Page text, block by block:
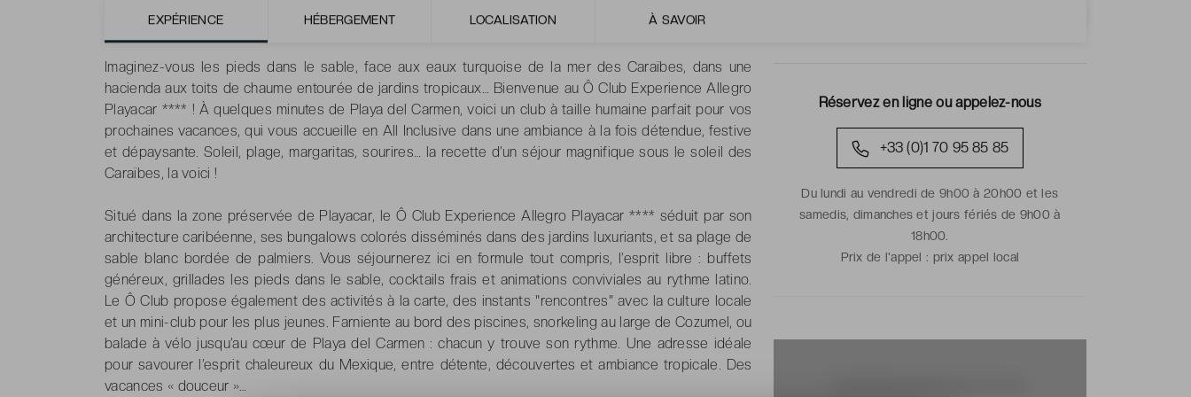
EXPÉRIENCE HÉBERGEMENT LOCALISATION À SAVOIR
Imaginez-vous les pieds dans le sable, face aux eaux turquoise de la mer des Caraïbes, dans une
hacienda aux toits de chaume entourée de jardins tropicaux… Bienvenue au Ô Club Experience Allegro
Playacar **** ! À quelques minutes de Playa del Carmen, voici un club à taille humaine parfait pour vos
prochaines vacances, qui vous accueille en All Inclusive dans une ambiance à la fois détendue, festive
et dépaysante. Soleil, plage, margaritas, sourires… la recette d’un séjour magnifique sous le soleil des
Caraïbes, la voici !
Situé dans la zone préservée de Playacar, le Ô Club Experience Allegro Playacar **** séduit par son
architecture caribéenne, ses bungalows colorés disséminés dans des jardins luxuriants, et sa plage de
sable blanc bordée de palmiers. Vous séjournerez ici en formule tout compris, l’esprit libre : buffets
généreux, grillades les pieds dans le sable, cocktails frais et animations conviviales au rythme latino.
Le Ô Club propose également des activités à la carte, des instants "rencontres" avec la culture locale
et un mini-club pour les plus jeunes. Farniente au bord des piscines, snorkeling au large de Cozumel, ou
balade à vélo jusqu’au cœur de Playa del Carmen : chacun y trouve son rythme. Une adresse idéale
pour savourer l’esprit chaleureux du Mexique, entre détente, découvertes et ambiance tropicale. Des
vacances « douceur »…
Réservez en ligne ou appelez-nous
+33 (0)1 70 95 85 85
Du lundi au vendredi de 9h00 à 20h00 et les
samedis, dimanches et jours fériés de 9h00 à
18h00.
Prix de l'appel : prix appel local